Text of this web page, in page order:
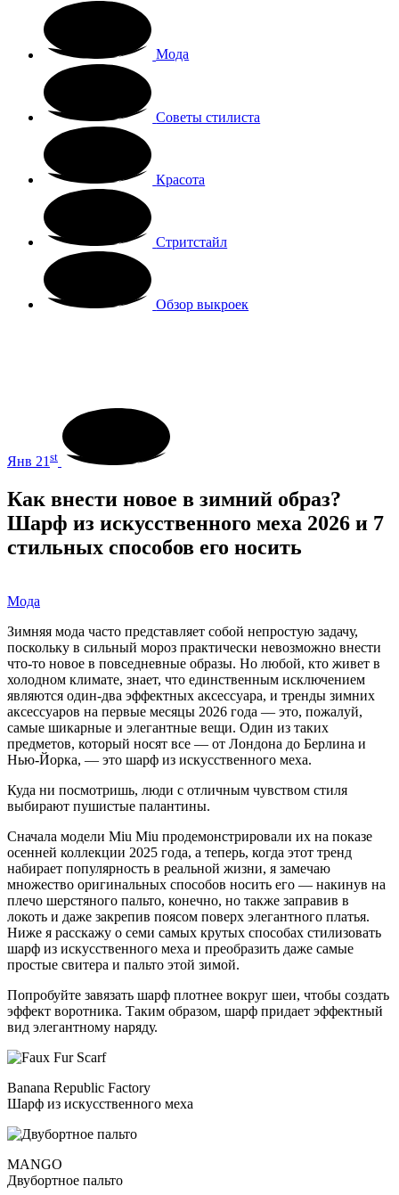
Мода
Советы стилиста
Красота
Стритстайл
Обзор выкроек
Янв 21st
Как внести новое в зимний образ?
Шарф из искусственного меха 2026 и 7
стильных способов его носить
Мода
Зимняя мода часто представляет собой непростую задачу,
поскольку в сильный мороз практически невозможно внести
что-то новое в повседневные образы. Но любой, кто живет в
холодном климате, знает, что единственным исключением
являются один-два эффектных аксессуара, и тренды зимних
аксессуаров на первые месяцы 2026 года — это, пожалуй,
самые шикарные и элегантные вещи. Один из таких
предметов, который носят все — от Лондона до Берлина и
Нью-Йорка, — это шарф из искусственного меха.
Куда ни посмотришь, люди с отличным чувством стиля
выбирают пушистые палантины.
Сначала модели Miu Miu продемонстрировали их на показе
осенней коллекции 2025 года, а теперь, когда этот тренд
набирает популярность в реальной жизни, я замечаю
множество оригинальных способов носить его — накинув на
плечо шерстяного пальто, конечно, но также заправив в
локоть и даже закрепив поясом поверх элегантного платья.
Ниже я расскажу о семи самых крутых способах стилизовать
шарф из искусственного меха и преобразить даже самые
простые свитера и пальто этой зимой.
Попробуйте завязать шарф плотнее вокруг шеи, чтобы создать
эффект воротника. Таким образом, шарф придает эффектный
вид элегантному наряду.
Banana Republic Factory
Шарф из искусственного меха
MANGO
Двубортное пальто